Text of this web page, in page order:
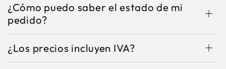
¿Cómo puedo saber el estado de mi
pedido?
¿Los precios incluyen IVA?